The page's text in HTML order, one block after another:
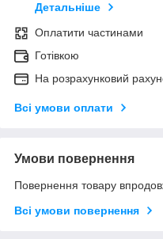
Детальніше
Оплатити частинами
Готівкою
На розрахунковий
Всі умови оплати
Умови повернення
Повернення товару
Всі умови повернення